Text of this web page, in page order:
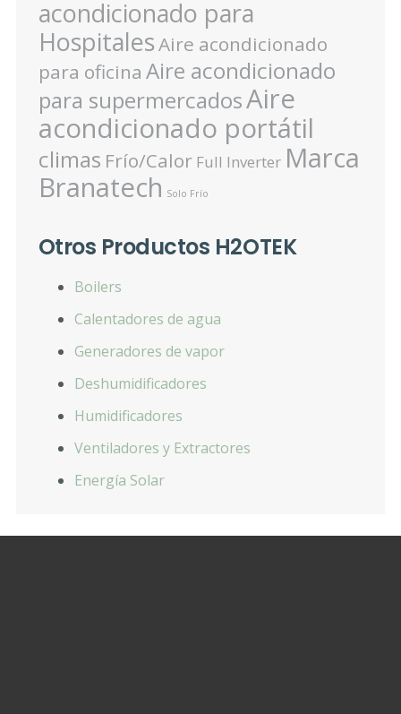
acondicionado para
HospitalesAire acondicionado
para oficina Aire acondicionado
para supermercadosAire
acondicionado portátil
climas Frío/Calor Full Inverter Marca
Branatech Solo Frío
Otros Productos H2OTEK
Boilers
Calentadores de agua
Generadores de vapor
Deshumidificadores
Humidificadores
Ventiladores y Extractores
Energía Solar